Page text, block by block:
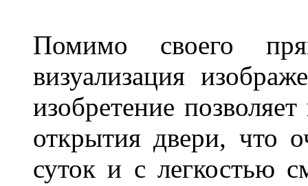
Помимо своего
визуализация
изобретение
открытия двери, что
суток и с легкостью